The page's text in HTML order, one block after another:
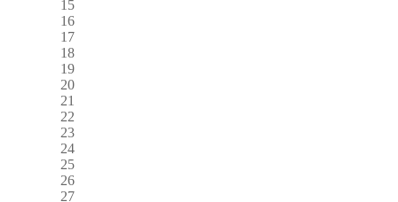
15
16
17
18
19
20
21
22
23
24
25
26
27